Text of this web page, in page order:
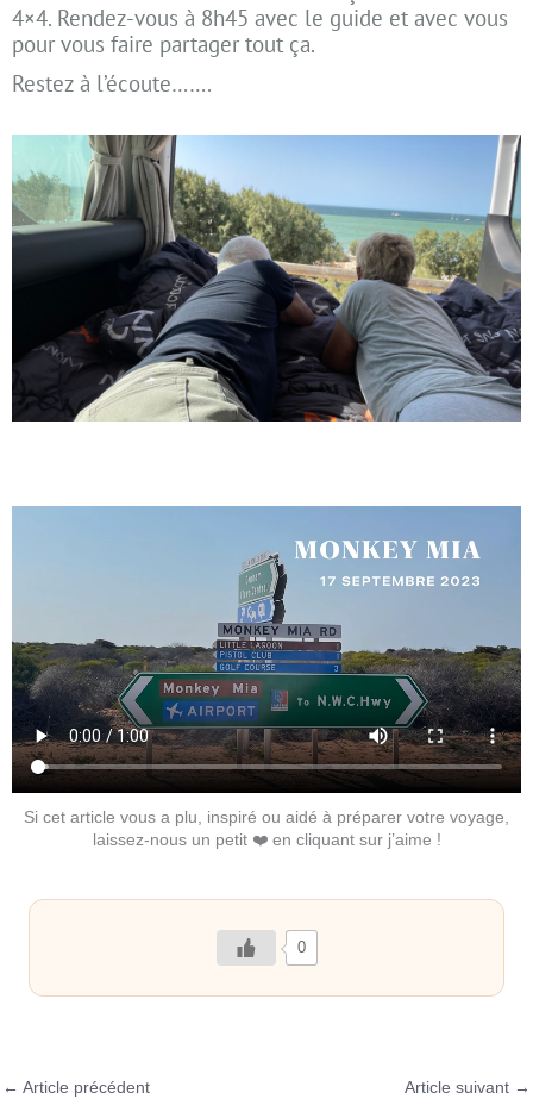
4×4. Rendez-vous à 8h45 avec le guide et avec vous
pour vous faire partager tout ça.
Restez à l’écoute…….
Si cet article vous a plu, inspiré ou aidé à préparer votre voyage,
laissez-nous un petit ❤️ en cliquant sur j’aime !
0
← Article précédent Article suivant →